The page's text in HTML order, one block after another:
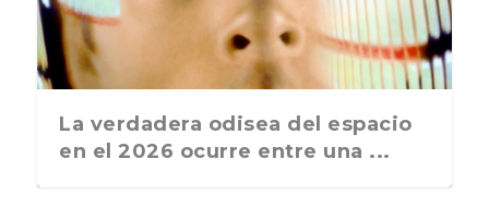
La última postal de la temporada
nos recuerda que nos vamos ...
odisea del espacio
ocurre entre una ...
ABC Cultural
Liber 2026 al